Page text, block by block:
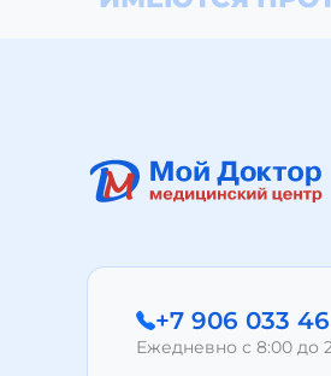
+7 906 033
Ежедневно с 8:00 до